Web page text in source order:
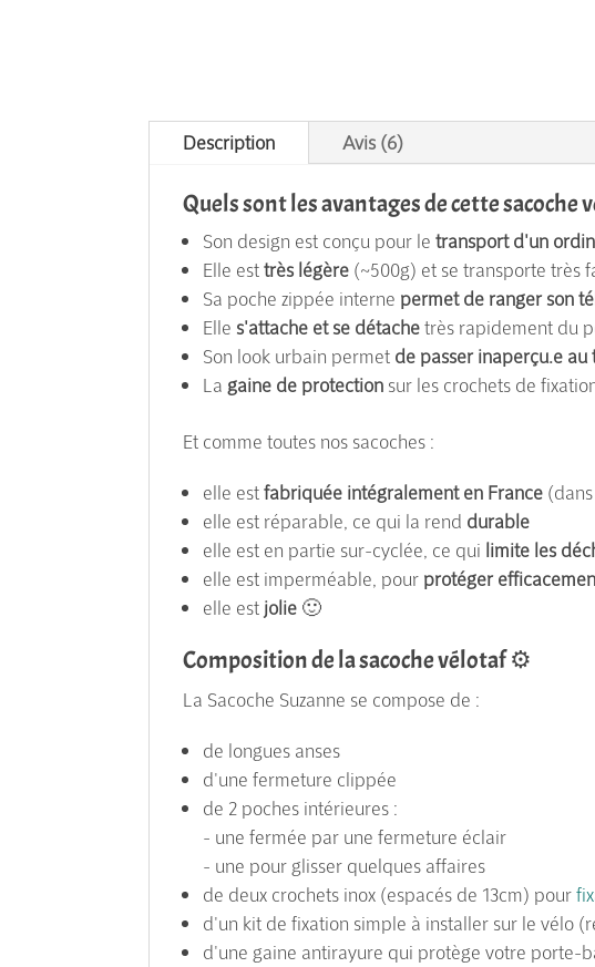
Description Avis (6)
Quels sont les avantages de cette sacoche
Son design est conçu pour letransport d'un
Elle esttrès légère (~500g) et se transporte très
Sa poche zippée interne permet de ranger son
Elle s'attache et se détachetrès rapidement du
Son look urbain permet de passer inaperçu.e au
Lagaine de protection sur les crochets de
Et comme toutes nos sacoches :
elle estfabriquée intégralement en France
elle est réparable, ce qui la rend durable
elle est en partie sur-cyclée, ce qui limite les
elle est imperméable, pour protéger
elle est jolie 🙂
Composition de la sacoche vélotaf ⚙️
La Sacoche Suzanne se compose de :
de longues anses
d'une fermeture clippée
de 2 poches intérieures :
- une fermée par une fermeture éclair
- une pour glisser quelques affaires
de deux crochets inox (espacés de 13cm) pour
d'un kit de fixation simple à installer sur le vélo
d'une gaine antirayure qui protège votre porte-